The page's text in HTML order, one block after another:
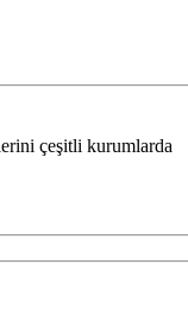
çeşitli kurumlarda